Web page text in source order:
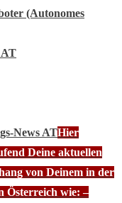
(Autonomes
AT
News ATHier
Deine aktuellen
von Deinem in der
Österreich wie: –